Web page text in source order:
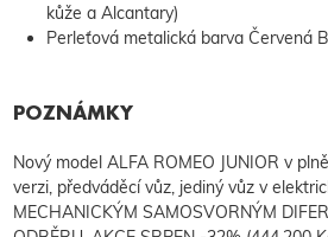
kůže a Alcantary)
Perleťová metalická barva Červená
POZNÁMKY
Nový model ALFA ROMEO JUNIOR v
verzi, předváděcí vůz, jediný vůz v
MECHANICKÝM SAMOSVORNÝM